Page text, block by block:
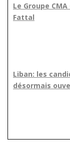
Le Groupe
Fattal
Liban: les
désormais